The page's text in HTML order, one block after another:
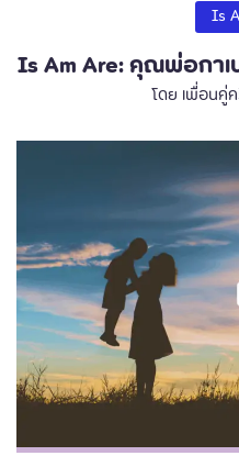
Is
Is Am Are: คุณพ่อกา
โดย เพื่อนคู่